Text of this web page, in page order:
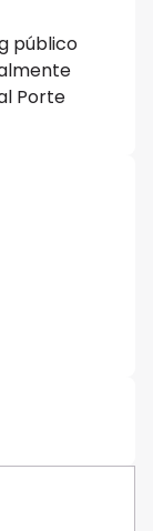
público
Porte